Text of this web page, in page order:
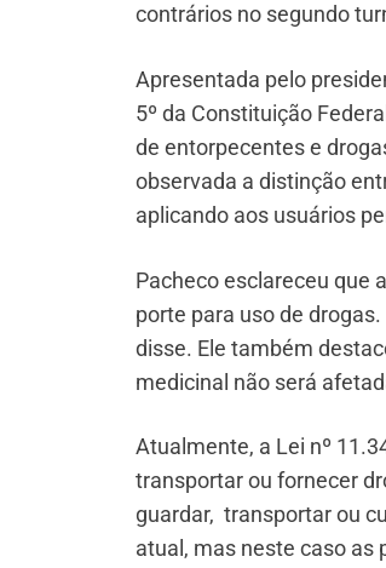
contrários no segundo
Apresentada pelo
5º da Constituição
de entorpecentes e
observada a distinção
aplicando aos usuários
Pacheco esclareceu que
porte para uso de
disse. Ele também
medicinal não será
Atualmente, a Lei nº
transportar ou fornecer
guardar, transportar ou
atual, mas neste caso as